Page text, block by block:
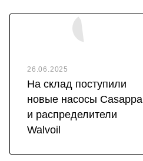
26.06.2025
На склад поступили
новые насосы Casappa
и распределители
Walvoil